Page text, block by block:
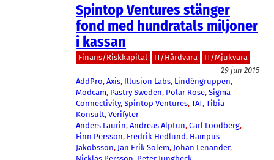
Spintop Ventures stänger
fond med hundratals miljoner
i kassan
Finans/Riskkapital IT/Hårdvara
IT/Mjukvara
29 jun 2015
AddPro, Axis, Illusion Labs, Lindéngruppen
Modcam, Pastry Sweden, Polar Rose, Sigma
Connectivity, Spintop Ventures, TAT, Tibia
Konsult, Verifyter
Anders Laurin, Andreas Alptun, Carl Loodberg
Finn Persson, Fredrik Hedlund, Hampus
Jakobsson, Jan Erik Solem, Johan Lenander